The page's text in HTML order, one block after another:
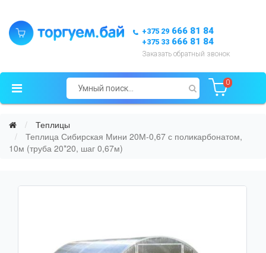
+375 29 666 81 84
+375 33 666 81 84
Заказать обратный звонок
0
Теплицы
Теплица Сибирская Мини 20М-0,67 с поликарбонатом,
10м (труба 20*20, шаг 0,67м)